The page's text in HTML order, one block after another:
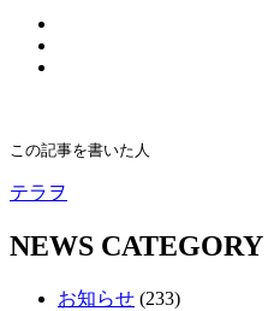
この記事を書いた人
テラヲ
NEWS CATEGORY
お知らせ (233)